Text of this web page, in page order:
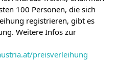
100 Personen, die sich
registrieren, gibt es
Weitere Infos zur
preisverleihung